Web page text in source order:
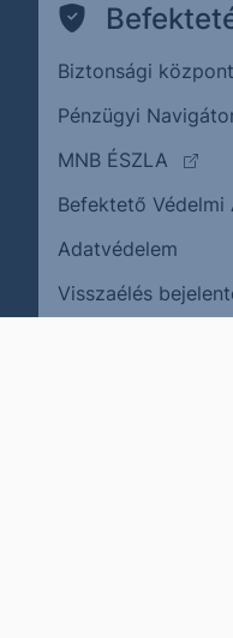
Biztonsági központ
Pénzügyi
MNB ÉSZLA
Befektető Védelmi
Adatvédelem
Visszaélés